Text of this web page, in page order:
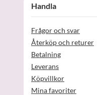
Handla
Frågor och svar
Återköp och returer
Betalning
Leverans
Köpvillkor
Mina favoriter